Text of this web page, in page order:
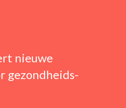
nieuwe
gezondheids-